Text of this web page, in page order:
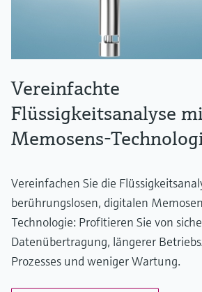
Vereinfachte
Flüssigkeitsanalyse
Memosens-
Vereinfachen Sie die
berührungslosen, digitalen
Technologie: Profitieren Sie von
Datenübertragung, längerer
Prozesses und weniger Wartung.